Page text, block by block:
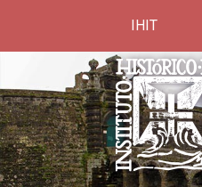
IHIT